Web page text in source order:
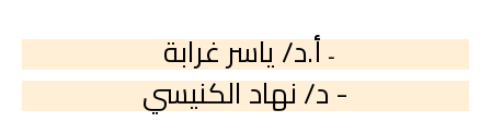
-أ.د/ ياسر غرابة
- د/ نهاد الكنيسي